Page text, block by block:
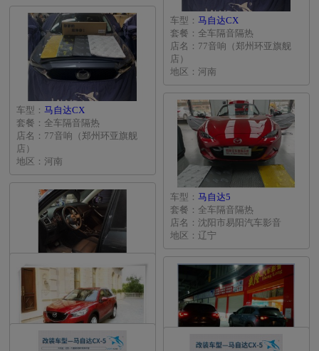
车型： 马自达CX
套餐：全车隔音隔热
店名：77音响（郑州环亚旗舰
店）
地区：河南
车型： 马自达CX
套餐：全车隔音隔热
店名：77音响（郑州环亚旗舰
店）
地区：河南
车型： 马自达5
套餐：全车隔音隔热
店名：沈阳市易阳汽车影音
地区：辽宁
车型： 马自达CX
套餐：全车隔音隔热
地区：广东